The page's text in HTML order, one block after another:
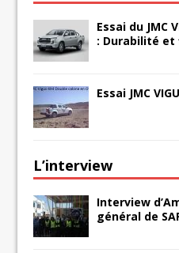
Essai du JMC
: Durabilité
Essai JMC
L’interview
Interview
général de